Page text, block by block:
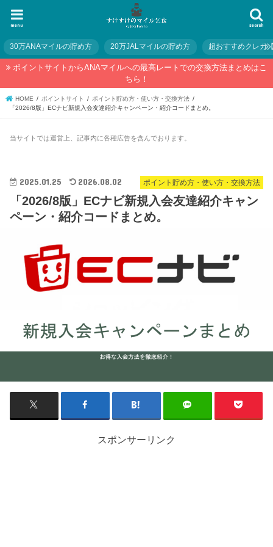
search
menu
30万ANAマイルの貯め方 20万JALマイルの貯め方 超おすすめクレカ
ポイントサイトからANAマイルへの最高レートでの交換方法まとめはこ
ちら！
HOME ポイントサイト
ポイント貯め方・使い方・交換方法
「2026/8版」ECナビ新規入会友達紹介キャンペーン・紹介コードまとめ。
当サイトでは運営上、記事内に各種広告を含んでおります。
ポイント貯め方・使い方・交換方法
2025.01.25 2026.08.02
「2026/8版」ECナビ新規入会友達紹介キャン
ペーン・紹介コードまとめ。
スポンサーリンク